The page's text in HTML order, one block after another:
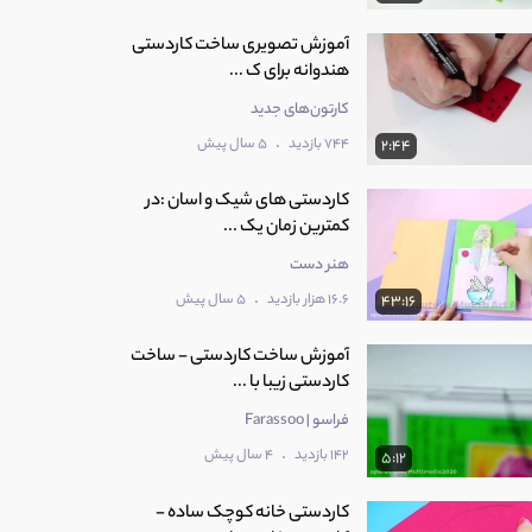
2:44
آموزش تصویری ساخت کاردستی
هندوانه برای ک ...
کارتون‌های جدید
744 بازدید . 5 سال پیش
43:16
کاردستی های شیک و اسان :در
کمترین زمان یک ...
هنر دست
16.6 هزار بازدید . 5 سال پیش
5:12
آموزش ساخت کاردستی - ساخت
کاردستی زیبا با ...
فراسو | Farassoo
142 بازدید . 4 سال پیش
کاردستی خانه کوچک ساده -